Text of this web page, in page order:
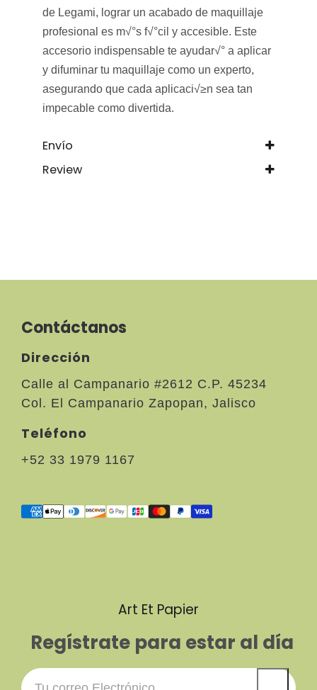
de Legami, lograr un acabado de maquillaje
profesional es m√°s f√°cil y accesible. Este
accesorio indispensable te ayudar√° a aplicar
y difuminar tu maquillaje como un experto,
asegurando que cada aplicaci√≥n sea tan
impecable como divertida.
Envío
Review
Contáctanos
Dirección
Calle al Campanario #2612 C.P. 45234
Col. El Campanario Zapopan, Jalisco
Teléfono
+52 33 1979 1167
Art Et Papier
Regístrate para estar al día